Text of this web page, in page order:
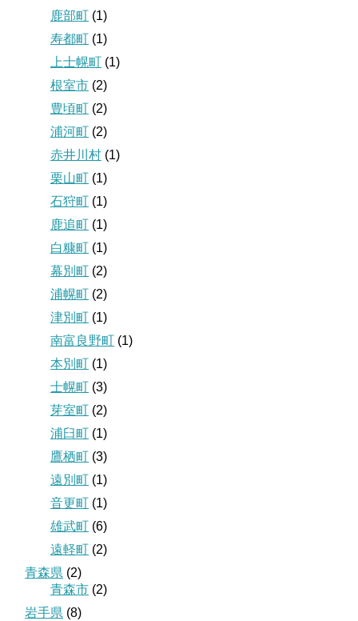
鹿部町 (1)
寿都町 (1)
上士幌町 (1)
根室市 (2)
豊頃町 (2)
浦河町 (2)
赤井川村 (1)
栗山町 (1)
石狩町 (1)
鹿追町 (1)
白糠町 (1)
幕別町 (2)
浦幌町 (2)
津別町 (1)
南富良野町 (1)
本別町 (1)
士幌町 (3)
芽室町 (2)
浦臼町 (1)
鷹栖町 (3)
遠別町 (1)
音更町 (1)
雄武町 (6)
遠軽町 (2)
青森県 (2)
青森市 (2)
岩手県 (8)